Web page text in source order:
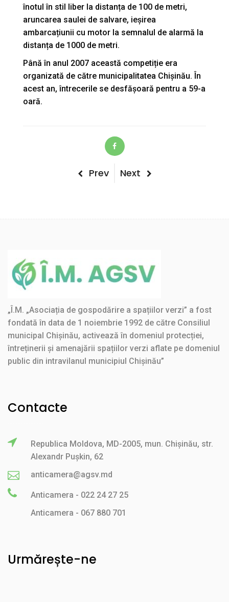
înotul în stil liber la distanța de 100 de metri,
aruncarea saulei de salvare, ieșirea
ambarcațiunii cu motor la semnalul de alarmă la
distanța de 1000 de metri.
Până în anul 2007 această competiție era
organizată de către municipalitatea Chișinău. În
acest an, întrecerile se desfășoară pentru a 59-a
oară.
Previous
Prev
Next
Next
„Î.M. „Asociația de gospodărire a spațiilor verzi” a fost
fondată în data de 1 noiembrie 1992 de către Consiliul
municipal Chișinău, activează în domeniul protecției,
întreținerii și amenajării spațiilor verzi aflate pe domeniul
public din intravilanul municipiul Chișinău”
Contacte
Republica Moldova, MD-2005, mun. Chișinău, str.
Alexandr Pușkin, 62
anticamera@agsv.md
Anticamera - 022 24 27 25
Anticamera - 067 880 701
Urmărește-ne